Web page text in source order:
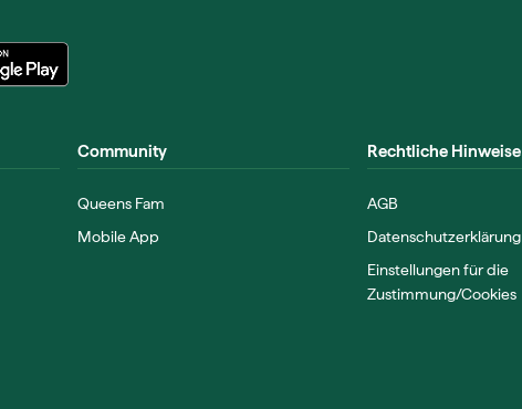
Community
Queens Fam
Mobile App
Rechtliche Hinweise
AGB
Datenschutzerklärung
Einstellungen für die
Zustimmung/Cookies